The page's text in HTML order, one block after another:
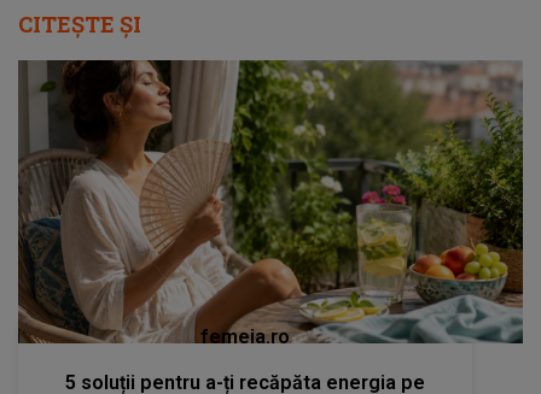
CITEȘTE ȘI
femeia.ro
5 soluții pentru a-ți recăpăta energia pe